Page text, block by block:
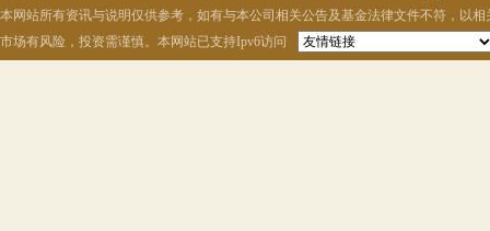
本网站所有资讯与说明仅供参考，如有与本公司相关公告及基金法律文件不符，以
市场有风险，投资需谨慎。本网站已支持Ipv6访问